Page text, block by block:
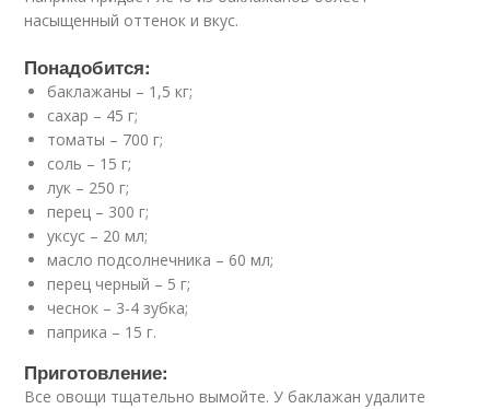
насыщенный оттенок и вкус.
Понадобится:
баклажаны – 1,5 кг;
сахар – 45 г;
томаты – 700 г;
соль – 15 г;
лук – 250 г;
перец – 300 г;
уксус – 20 мл;
масло подсолнечника – 60 мл;
перец черный – 5 г;
чеснок – 3-4 зубка;
паприка – 15 г.
Приготовление:
Все овощи тщательно вымойте. У баклажан удалите